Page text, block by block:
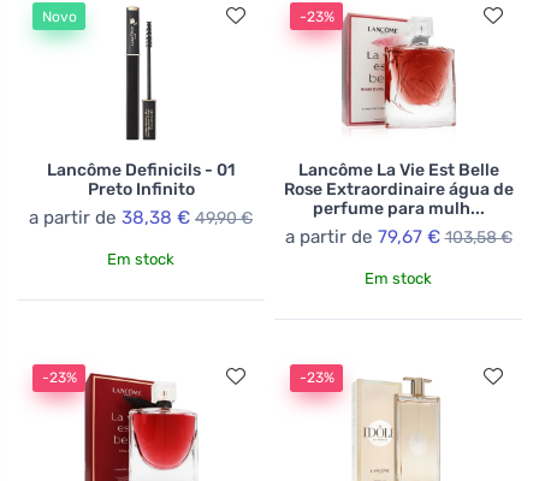
Novo
Lancôme Definicils - 01
Preto Infinito
a partir de 38,38 € 49,90 €
Em stock
-23%
Lancôme La Vie Est Belle
Rose Extraordinaire água de
perfume para mulh...
a partir de 79,67 € 103,58 €
Em stock
-23% -23%